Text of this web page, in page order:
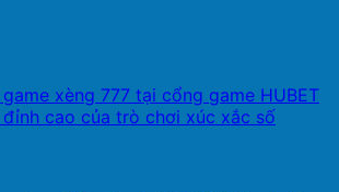
xèng 777 tại cổng game HUBET
đỉnh cao của trò chơi xúc xắc số